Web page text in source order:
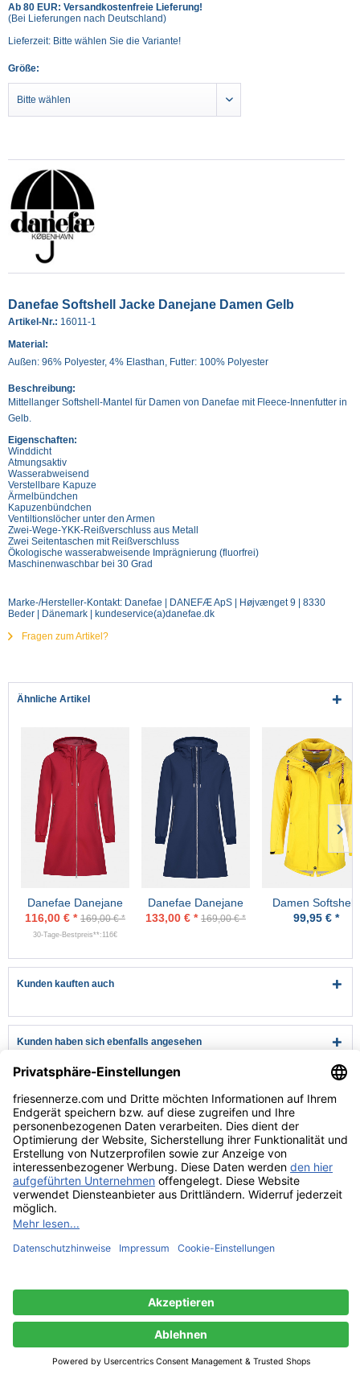
Ab 80 EUR: Versandkostenfreie Lieferung!
(Bei Lieferungen nach Deutschland)
Lieferzeit: Bitte wählen Sie die Variante!
Größe:
Danefae Softshell Jacke Danejane Damen Gelb
Artikel-Nr.: 16011-1
Material:
Außen: 96% Polyester, 4% Elasthan, Futter: 100% Polyester
Beschreibung:
Mittellanger Softshell-Mantel für Damen von Danefae mit Fleece-Innenfutter in
Gelb.
Eigenschaften:
Winddicht
Atmungsaktiv
Wasserabweisend
Verstellbare Kapuze
Ärmelbündchen
Kapuzenbündchen
Ventiltionslöcher unter den Armen
Zwei-Wege-YKK-Reißverschluss aus Metall
Zwei Seitentaschen mit Reißverschluss
Ökologische wasserabweisende Imprägnierung (fluorfrei)
Maschinenwaschbar bei 30 Grad
Marke-/Hersteller-Kontakt: Danefae | DANEFÆ ApS | Højvænget 9 | 8330
Beder | Dänemark | kundeservice(a)danefae.dk
Fragen zum Artikel?
Ähnliche Artikel
Danefae Danejane
Damen Softshell
116,00 € * 169,00 € *
30-Tage-Bestpreis**:116€
Danefae Danejane
Damen Softshell
133,00 € * 169,00 € *
Damen Softshell-
Jacke Gelb
99,95 € *
Kunden kauften auch
Kunden haben sich ebenfalls angesehen
Kundenservice
Hilfe & Infos
Rechtliches
* Alle Preise verstehen sich inkl. Mehrwertsteuer und zzgl.
** Niedrigster Gesamtpreis der letzten 30 Tage vor der Preisermäßigung.
Versandkosten Lieferzeiten Zahlungsarten Rücksendung
Kontakt Impressum